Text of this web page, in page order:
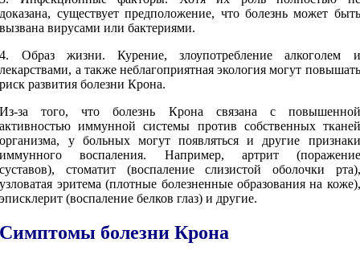
доказана, существует предположение, что болезнь может быть
вызвана вирусами или бактериями.
4. Образ жизни. Курение, злоупотребление алкоголем и
лекарствами, а также неблагоприятная экология могут повышать
риск развития болезни Крона.
Из-за того, что болезнь Крона связана с повышенной
активностью иммунной системы против собственных тканей
организма, у больных могут появляться и другие признаки
иммунного воспаления. Например, артрит (поражение
суставов), стоматит (воспаление слизистой оболочки рта),
узловатая эритема (плотные болезненные образования на коже),
эписклерит (воспаление белков глаз) и другие.
Симптомы болезни Крона